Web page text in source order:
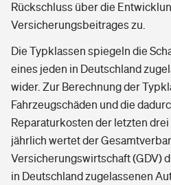
Rückschluss über die
Versicherungsbeitrages zu.
Die Typklassen spiegeln die
eines jeden in Deutschland
wider. Zur Berechnung der
Fahrzeugschäden und die
Reparaturkosten der letzten
jährlich wertet der
Versicherungswirtschaft (GDV)
in Deutschland zugelassenen